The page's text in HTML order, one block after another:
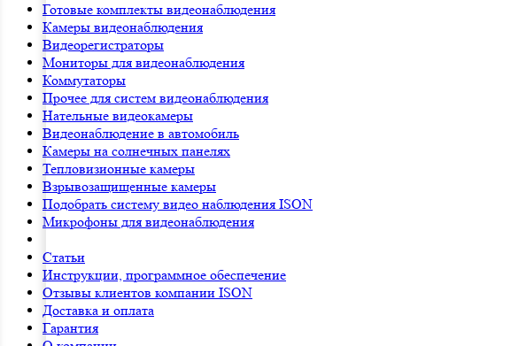
Готовые комплекты видеонаблюдения
Камеры видеонаблюдения
Видеорегистраторы
Мониторы для видеонаблюдения
Коммутаторы
Прочее для систем видеонаблюдения
Нательные видеокамеры
Видеонаблюдение в автомобиль
Камеры на солнечных панелях
Тепловизионные камеры
Взрывозащищенные камеры
Подобрать систему видео наблюдения ISON
Микрофоны для видеонаблюдения
Статьи
Инструкции, программное обеспечение
Отзывы клиентов компании ISON
Доставка и оплата
Гарантия